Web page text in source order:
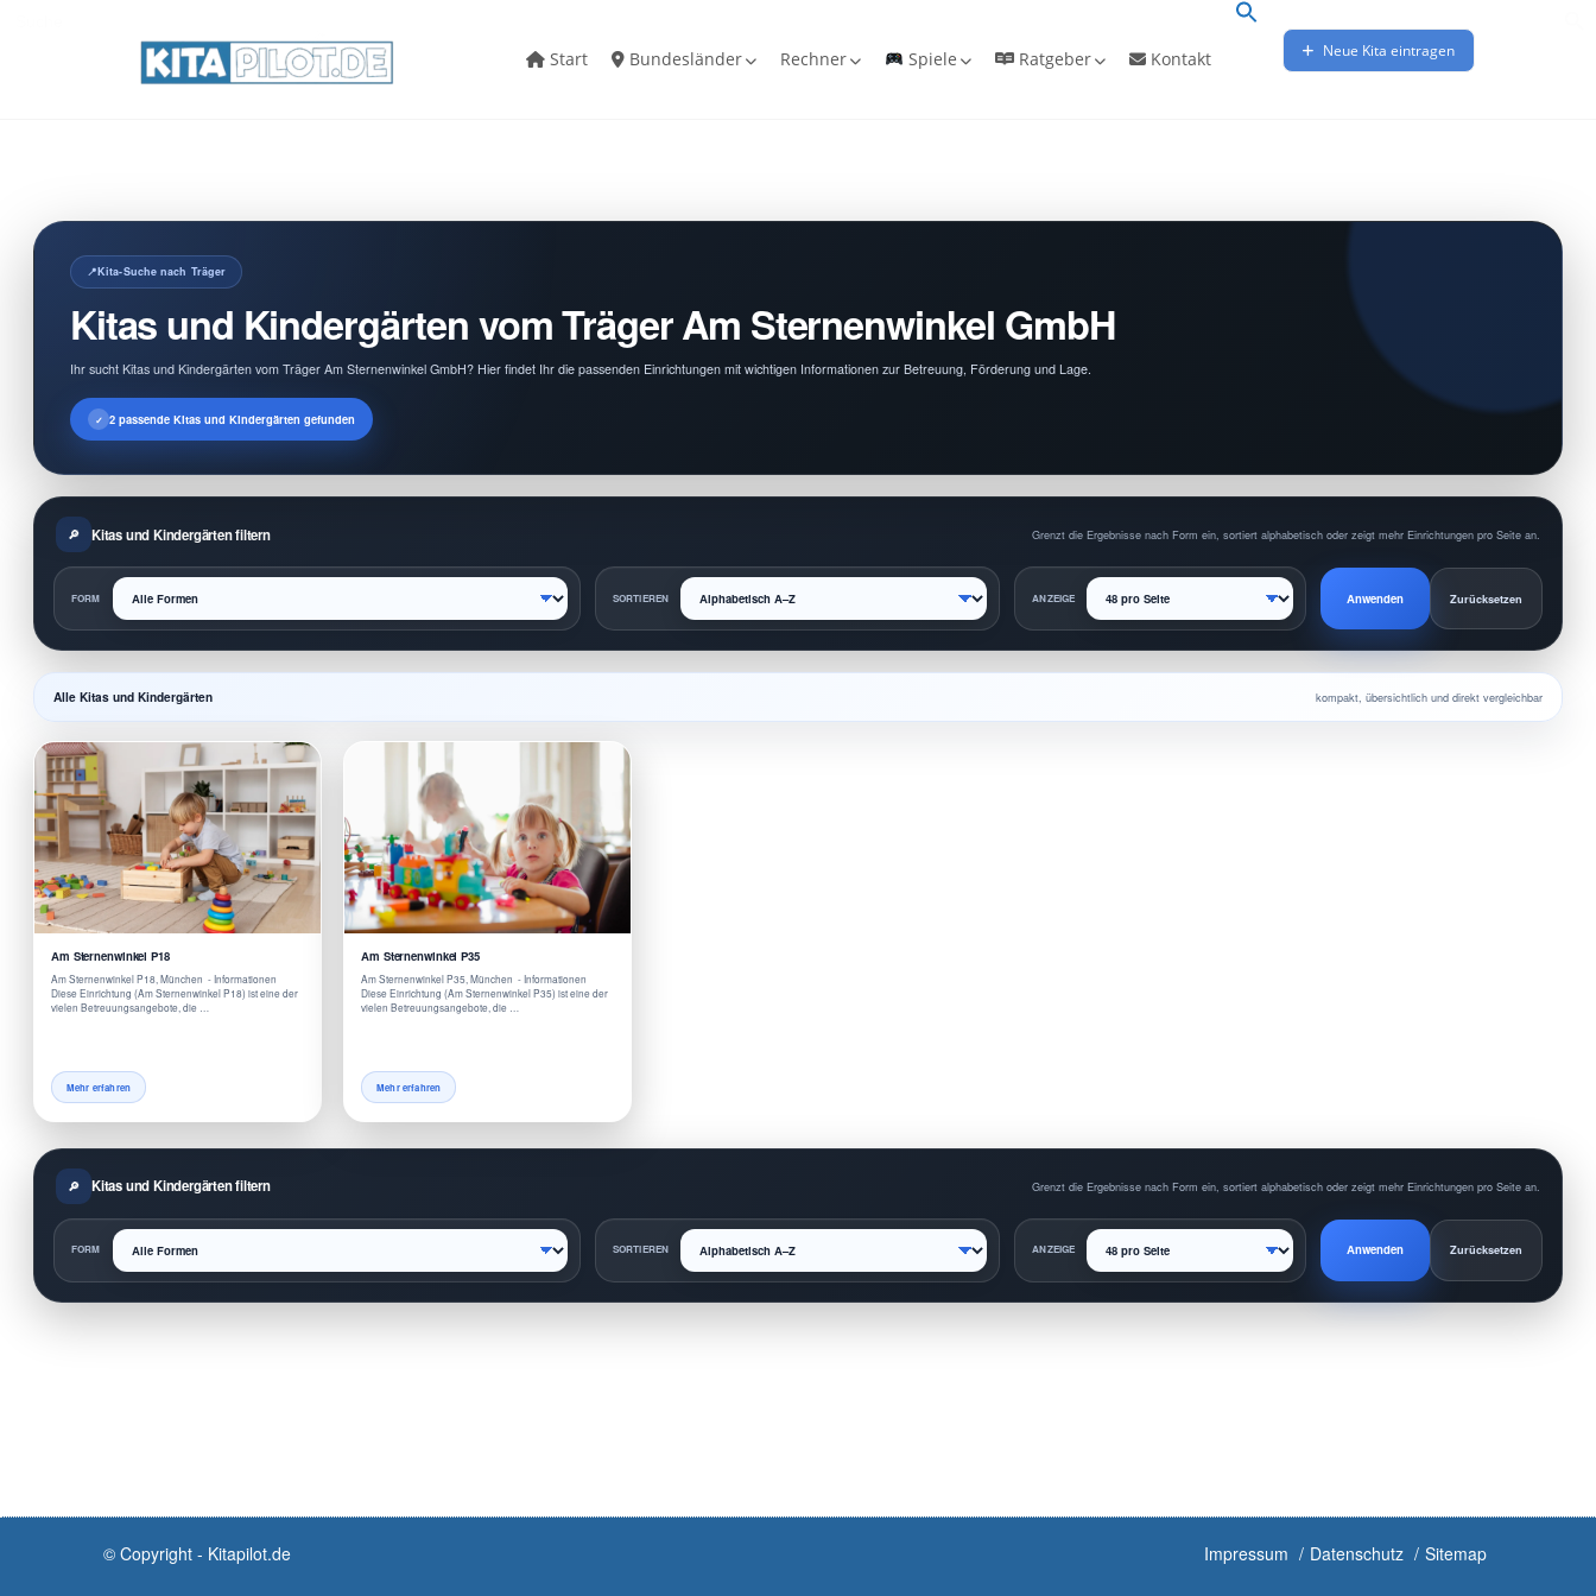
Start Bundesländer Rechner Spiele Ratgeber Kontakt Neue Kita eintragen
Kita-Suche nach Träger
Kitas und Kindergärten vom Träger Am Sternenwinkel GmbH
Ihr sucht Kitas und Kindergärten vom Träger Am Sternenwinkel GmbH? Hier findet Ihr die passenden Einrichtungen mit wichtigen Informationen zur Betreuung, Förderung und Lage.
2 passende Kitas und Kindergärten gefunden
Kitas und Kindergärten filtern Grenzt die Ergebnisse nach Form ein, sortiert alphabetisch oder zeigt mehr Einrichtungen pro Seite an.
FORM SORTIEREN ANZEIGE Anwenden Zurücksetzen
Alle Kitas und Kindergärten kompakt, übersichtlich und direkt vergleichbar
Am Sternenwinkel P18
Am Sternenwinkel P18, München - Informationen
Diese Einrichtung (Am Sternenwinkel P18) ist eine der
vielen Betreuungsangebote, die …
Mehr erfahren
Am Sternenwinkel P35
Am Sternenwinkel P35, München - Informationen
Diese Einrichtung (Am Sternenwinkel P35) ist eine der
vielen Betreuungsangebote, die …
Mehr erfahren
Kitas und Kindergärten filtern Grenzt die Ergebnisse nach Form ein, sortiert alphabetisch oder zeigt mehr Einrichtungen pro Seite an.
FORM SORTIEREN ANZEIGE Anwenden Zurücksetzen
© Copyright - Kitapilot.de Impressum Datenschutz Sitemap